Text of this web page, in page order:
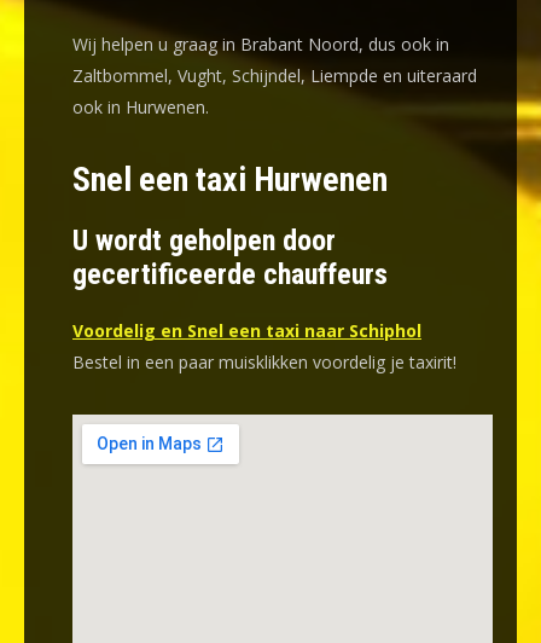
Wij helpen u graag in Brabant Noord, dus ook in
Zaltbommel, Vught, Schijndel, Liempde en uiteraard
ook in Hurwenen.
Snel een taxi Hurwenen
U wordt geholpen door
gecertificeerde chauffeurs
Voordelig en Snel een taxi naar Schiphol
Bestel in een paar muisklikken voordelig je taxirit!